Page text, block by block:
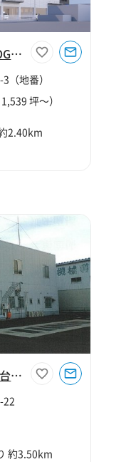
【宮城県仙台市宮城野区】LOGIBASE仙台Ⅱ
（地番）
坪～）
2.40km
【宮城県仙台市宮城野区】仙台市宮城野区蒲生2丁目297坪工場
22
約3.50km